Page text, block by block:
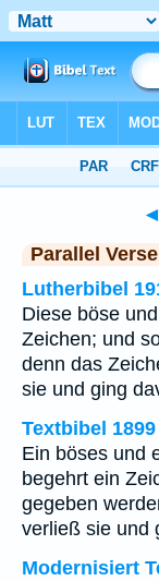
◄
Parallel Verse
Lutherbibel
Diese böse
Zeichen; und
denn das
sie und ging
Textbibel 1899
Ein böses und
begehrt ein
gegeben
verließ sie und
Modernisiert